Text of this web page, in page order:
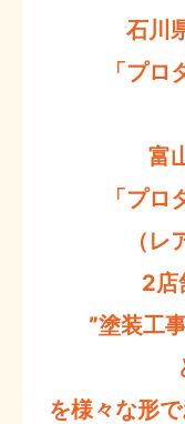
石川
「プロ
富
「プロ
（レ
2店
”塗装工
を様々な形